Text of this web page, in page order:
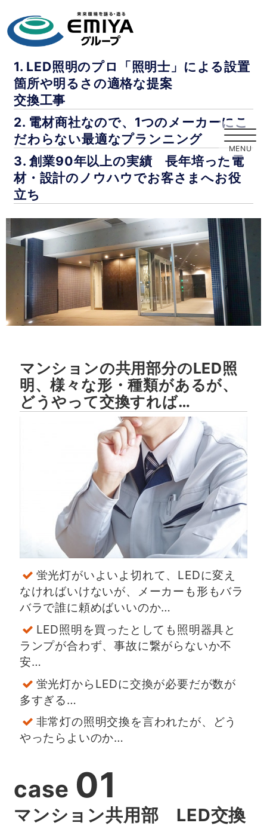
1. LED照明のプロ「照明士」による設置
箇所や明るさの適格な提案
交換工事
2. 電材商社なので、1つのメーカーにこ
だわらない最適なプランニング
3. 創業90年以上の実績 長年培った電
材・設計のノウハウでお客さまへお役
立ち
マンションの共用部分のLED照
明、様々な形・種類があるが、
どうやって交換すれば…
蛍光灯がいよいよ切れて、LEDに変え
なければいけないが、メーカーも形もバラ
バラで誰に頼めばいいのか…
LED照明を買ったとしても照明器具と
ランプが合わず、事故に繋がらないか不
安…
蛍光灯からLEDに交換が必要だが数が
多すぎる…
非常灯の照明交換を言われたが、どう
やったらよいのか…
case 01
マンション共用部 LED交換